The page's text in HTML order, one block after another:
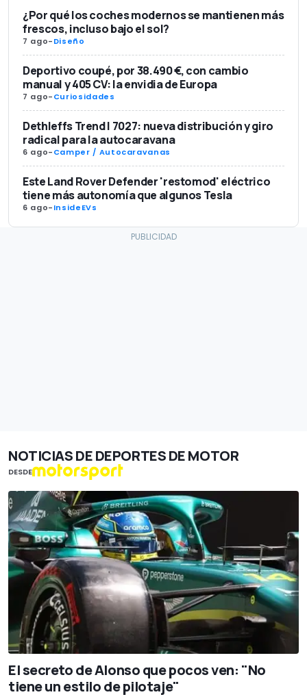
¿Por qué los coches modernos se mantienen más
frescos, incluso bajo el sol?
7 ago-Diseño
Deportivo coupé, por 38.490 €, con cambio
manual y 405 CV: la envidia de Europa
7 ago-Curiosidades
Dethleffs Trend I 7027: nueva distribución y giro
radical para la autocaravana
6 ago-Camper / Autocaravanas
Este Land Rover Defender 'restomod' eléctrico
tiene más autonomía que algunos Tesla
6 ago-InsideEVs
NOTICIAS DE DEPORTES DE MOTOR
DESDE
El secreto de Alonso que pocos ven: "No
tiene un estilo de pilotaje"